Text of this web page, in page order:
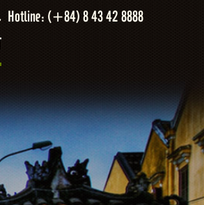
Hotline: (+84) 8 43 42 8888